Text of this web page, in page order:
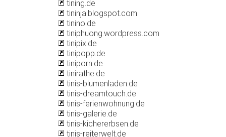
tining.de
tininja.blogspot.com
tinino.de
tiniphuong.wordpress.com
tinipix.de
tinipopp.de
tiniporn.de
tinirathe.de
tinis-blumenladen.de
tinis-dreamtouch.de
tinis-ferienwohnung.de
tinis-galerie.de
tinis-kichererbsen.de
tinis-reiterwelt.de